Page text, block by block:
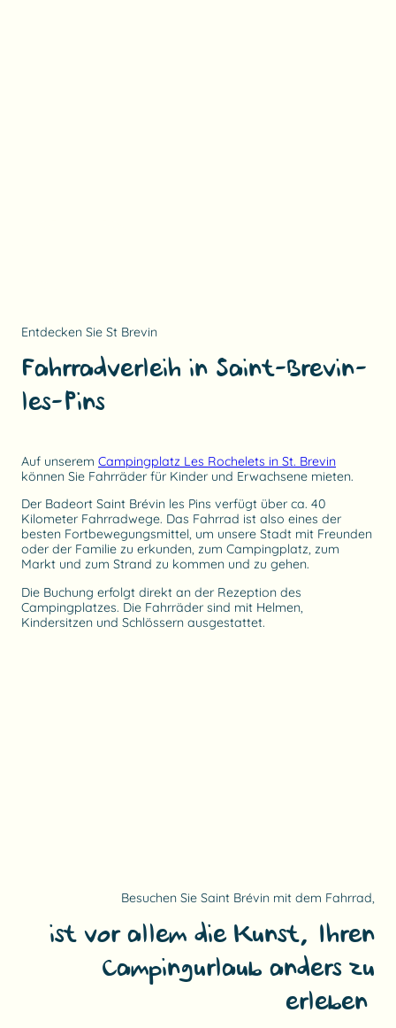
Entdecken Sie St Brevin
Fahrradverleih in Saint-Brevin-
les-Pins
Auf unserem Campingplatz Les Rochelets in St. Brevin
können Sie Fahrräder für Kinder und Erwachsene mieten.
Der Badeort Saint Brévin les Pins verfügt über ca. 40
Kilometer Fahrradwege. Das Fahrrad ist also eines der
besten Fortbewegungsmittel, um unsere Stadt mit Freunden
oder der Familie zu erkunden, zum Campingplatz, zum
Markt und zum Strand zu kommen und zu gehen.
Die Buchung erfolgt direkt an der Rezeption des
Campingplatzes. Die Fahrräder sind mit Helmen,
Kindersitzen und Schlössern ausgestattet.
Besuchen Sie Saint Brévin mit dem Fahrrad,
ist vor allem die Kunst, Ihren
Campingurlaub anders zu
erleben!